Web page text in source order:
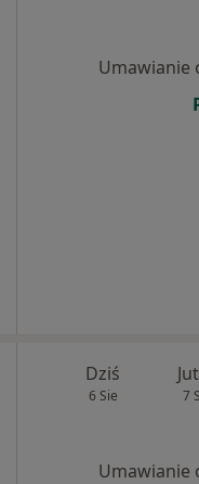
Umawianie
Dziś
6 Sie 7
Umawianie